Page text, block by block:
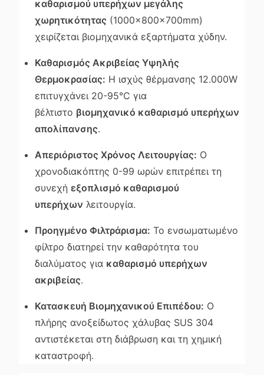
καθαρισμού υπερήχων μεγάλης
χωρητικότητας (1000×800×700mm)
χειρίζεται βιομηχανικά εξαρτήματα χύδην.
Καθαρισμός Ακριβείας Υψηλής
Θερμοκρασίας: Η ισχύς θέρμανσης 12.000W
επιτυγχάνει 20-95°C για
βέλτιστο βιομηχανικό καθαρισμό υπερήχων
απολίπανσης.
Απεριόριστος Χρόνος Λειτουργίας: Ο
χρονοδιακόπτης 0-99 ωρών επιτρέπει τη
συνεχήεξοπλισμό καθαρισμού
υπερήχων λειτουργία.
Προηγμένο Φιλτράρισμα: Το ενσωματωμένο
φίλτρο διατηρεί την καθαρότητα του
διαλύματος για καθαρισμό υπερήχων
ακριβείας.
Κατασκευή Βιομηχανικού Επιπέδου: Ο
πλήρης ανοξείδωτος χάλυβας SUS 304
αντιστέκεται στη διάβρωση και τη χημική
καταστροφή.